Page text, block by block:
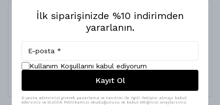
Mükemmel ürün ve kalite
14 Ocak 2025
AhmetA.
Satın Alınmış
Aldığım her iki ürün de tam istediğim gibi ve kaliteli. Kendi
oversize bedeninizi almanızı öneririm
İlk siparişinizde %10 indirimden
yararlanın.
Kullanım Koşullarını kabul ediyorum
Kayıt Ol
E-posta adresinizi girerek pazarlama ve tanıtım ile ilgili iletişim almayı kabul
edersiniz ve Gizlilik Politikamızı okuduğunuzu ve kabul ettiğinizi onaylarsınız.